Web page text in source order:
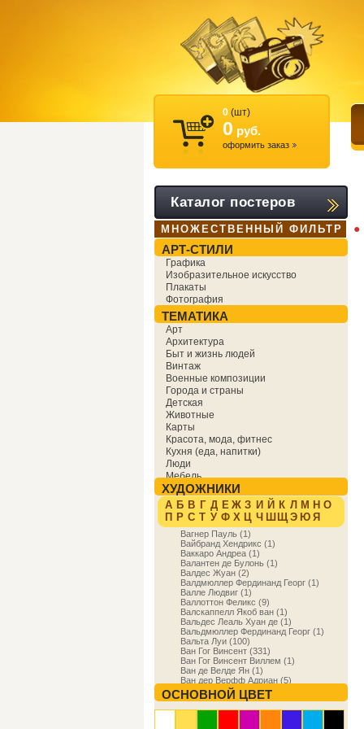
0 (шт)
0 руб.
оформить заказ
Каталог постеров
МНОЖЕСТВЕННЫЙ ФИЛЬТР ●
АРТ-СТИЛИ
Графика
Изобразительное искусство
Плакаты
Фотография
ТЕМАТИКА
Арт
Архитектура
Быт и жизнь людей
Винтаж
Военные композиции
Города и страны
Детская
Животные
Карты
Красота, мода, фитнес
Кухня (еда, напитки)
Люди
Мебель
Мировая культура
Музыка
Надписи
Образование
Отдых
Охота
Праздники
Природа
Религия и духовность
Спорт
Сфера деятельности
Транспорт
Фракталы
Фэнтези
Цветы
Юмор
ХУДОЖНИКИ
А Б В Г Д Е Ж З И Й К Л М Н О
П Р С Т У Ф Х Ц Ч Ш Щ Э Ю Я
Вагнер Пауль (1)
Вайбранд Хендрикс (1)
Ваккаро Андреа (1)
Валантен де Булонь (1)
Валдес Жуан (2)
Валдмюллер Фердинанд Георг (1)
Валле Людвиг (1)
Валлоттон Феликс (9)
Валскаппелл Якоб ван (1)
Вальдес Леаль Хуан де (1)
Вальдмюллер Фердинанд Георг (1)
Вальта Луи (100)
Ван Гог Винсент (331)
Ван Гог Винсент Виллем (1)
Ван де Велде Ян (1)
Ван дер Верфф Адриан (5)
Ван дер Нер Арт (1)
Ван дер Хейден Ян (7)
Ван Ос Георг Якоб Иоганн (1)
ОСНОВНОЙ ЦВЕТ